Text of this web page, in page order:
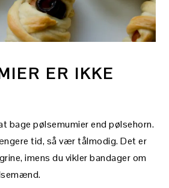
ER IKKE
bage pølsemumier end pølsehorn.
tid, så vær tålmodig. Det er
imens du vikler bandager om